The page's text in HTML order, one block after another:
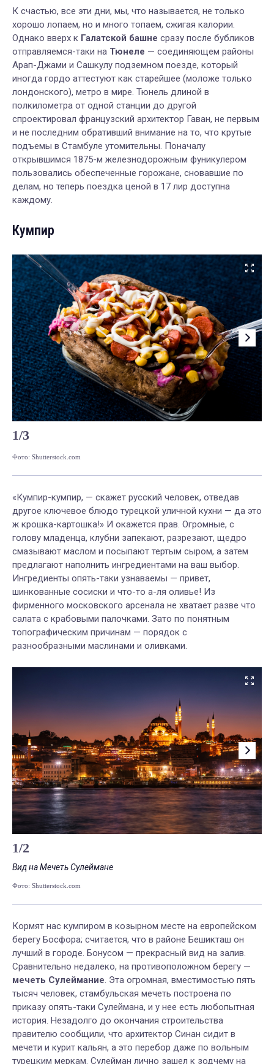
К счастью, все эти дни, мы, что называется, не только
хорошо лопаем, но и много топаем, сжигая калории.
Однако вверх к Галатской башне сразу после бубликов
отправляемся-таки на Тюнеле — соединяющем районы
Арап-Джами и Сашкулу подземном поезде, который
иногда гордо аттестуют как старейшее (моложе только
лондонского), метро в мире. Тюнель длиной в
полкилометра от одной станции до другой
спроектировал французский архитектор Гаван, не первым
и не последним обративший внимание на то, что крутые
подъемы в Стамбуле утомительны. Поначалу
открывшимся 1875-м железнодорожным фуникулером
пользовались обеспеченные горожане, сновавшие по
делам, но теперь поездка ценой в 17 лир доступна
каждому.
Кумпир
1/3
Фото: Shutterstock.com
«Кумпир-кумпир, — скажет русский человек, отведав
другое ключевое блюдо турецкой уличной кухни — да это
ж крошка-картошка!» И окажется прав. Огромные, с
голову младенца, клубни запекают, разрезают, щедро
смазывают маслом и посыпают тертым сыром, а затем
предлагают наполнить ингредиентами на ваш выбор.
Ингредиенты опять-таки узнаваемы — привет,
шинкованные сосиски и что-то а-ля оливье! Из
фирменного московского арсенала не хватает разве что
салата с крабовыми палочками. Зато по понятным
топографическим причинам — порядок с
разнообразными маслинами и оливками.
1/2
Вид на Мечеть Сулеймане
Фото: Shutterstock.com
Кормят нас кумпиром в козырном месте на европейском
берегу Босфора; считается, что в районе Бешикташ он
лучший в городе. Бонусом — прекрасный вид на залив.
Сравнительно недалеко, на противоположном берегу —
мечеть Сулеймание. Эта огромная, вместимостью пять
тысяч человек, стамбульская мечеть построена по
приказу опять-таки Сулеймана, и у нее есть любопытная
история. Незадолго до окончания строительства
правителю сообщили, что архитектор Синан сидит в
мечети и курит кальян, а это перебор даже по вольным
турецким меркам. Сулейман лично зашел к зодчему на